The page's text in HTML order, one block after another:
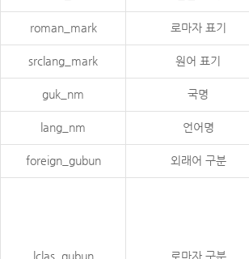
roman_mark 로마자 표기
srclang_mark 원어 표기
guk_nm 국명
lang_nm 언어명
foreign_gubun 외래어 구분
lclas_gubun 로마자 구분